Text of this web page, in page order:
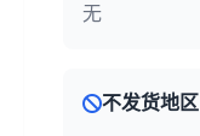
无
不发货地区